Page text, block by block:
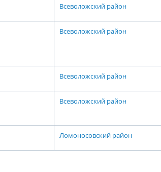
Всеволожский район
Всеволожский район
Всеволожский район
Всеволожский район
Ломоносовский район